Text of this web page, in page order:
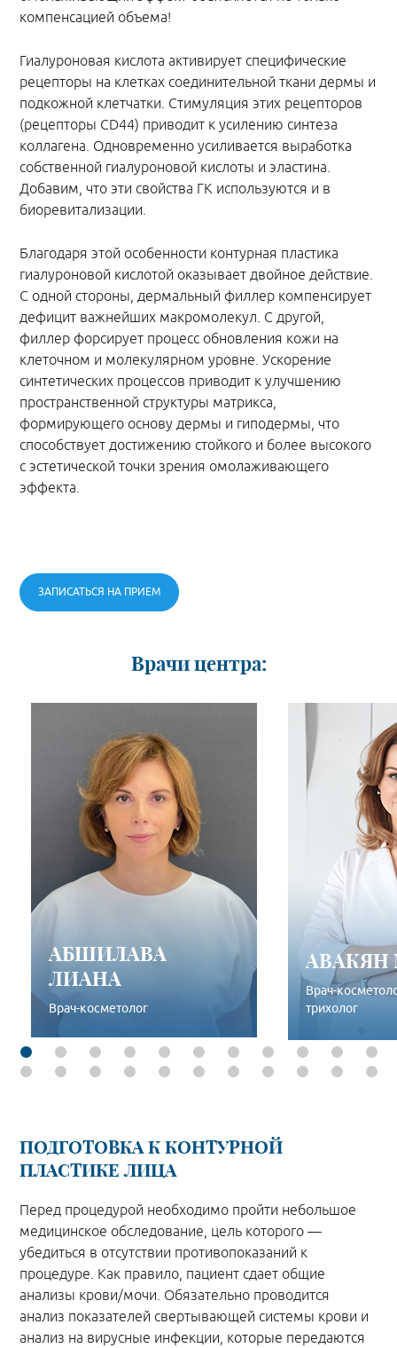
компенсацией объема!
Гиалуроновая кислота активирует специфические
рецепторы на клетках соединительной ткани дермы и
подкожной клетчатки. Стимуляция этих рецепторов
(рецепторы CD44) приводит к усилению синтеза
коллагена. Одновременно усиливается выработка
собственной гиалуроновой кислоты и эластина.
Добавим, что эти свойства ГК используются и в
биоревитализации.
Благодаря этой особенности контурная пластика
гиалуроновой кислотой оказывает двойное действие.
С одной стороны, дермальный филлер компенсирует
дефицит важнейших макромолекул. С другой,
филлер форсирует процесс обновления кожи на
клеточном и молекулярном уровне. Ускорение
синтетических процессов приводит к улучшению
пространственной структуры матрикса,
формирующего основу дермы и гиподермы, что
способствует достижению стойкого и более высокого
с эстетической точки зрения омолаживающего
эффекта.
ЗАПИСАТЬСЯ НА ПРИЕМ
Врачи центра:
АБШИЛАВА
ЛИАНА
Врач-косметолог
ПОДРОБНЕЕ
АВАКЯН
Врач-
трихолог
ПОДГОТОВКА К КОНТУРНОЙ
ПЛАСТИКЕ ЛИЦА
Перед процедурой необходимо пройти небольшое
медицинское обследование, цель которого —
убедиться в отсутствии противопоказаний к
процедуре. Как правило, пациент сдает общие
анализы крови/мочи. Обязательно проводится
анализ показателей свертывающей системы крови и
анализ на вирусные инфекции, которые передаются